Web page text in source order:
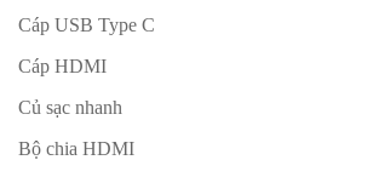
Cáp USB Type C
Cáp HDMI
Củ sạc nhanh
Bộ chia HDMI